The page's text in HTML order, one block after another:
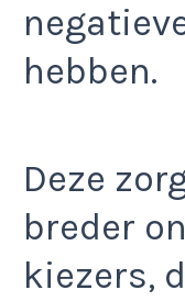
hebben.
Deze
breder
kiezers,